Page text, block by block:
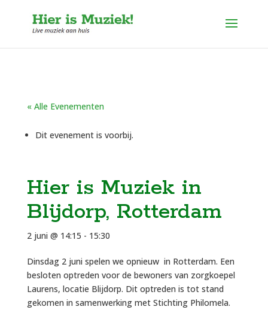
« Alle Evenementen
Dit evenement is voorbij.
Hier is Muziek in
Blijdorp, Rotterdam
2 juni @ 14:15 - 15:30
Dinsdag 2 juni spelen we opnieuw in Rotterdam. Een
besloten optreden voor de bewoners van zorgkoepel
Laurens, locatie Blijdorp. Dit optreden is tot stand
gekomen in samenwerking met Stichting Philomela.